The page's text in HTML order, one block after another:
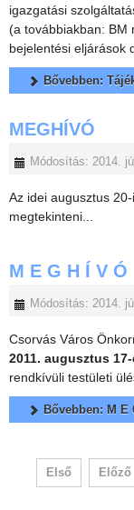
igazgatási
(a továbbiakban: BM
bejelentési eljárások
Bővebben:
MEGHÍVÓ
Módosítás: 2014.
Az idei augusztus
megtekinteni...
M E G H Í V Ó
Módosítás: 2014.
Csorvás Város
2011. augusztus
rendkívüli testületi
Bővebben: M E
Első Előző